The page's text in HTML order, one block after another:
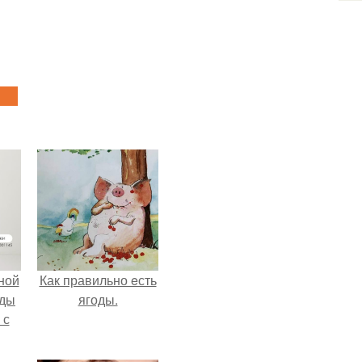
Как правильно eсть
ягоды.